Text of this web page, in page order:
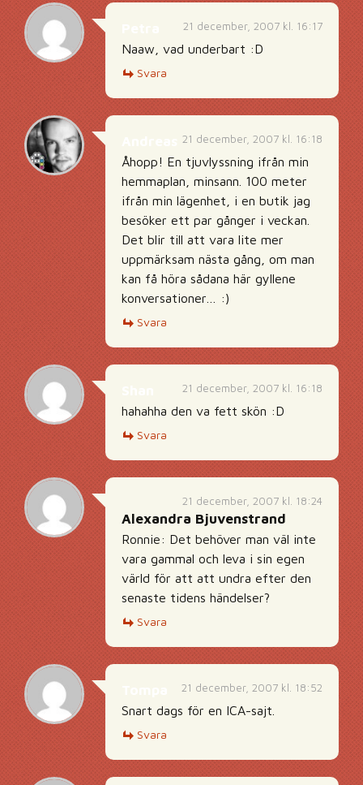
21 december, 2007 kl. 16:17
Naaw, vad underbart :D
Svara
21 december, 2007 kl. 16:18
Åhopp! En tjuvlyssning ifrån min
hemmaplan, minsann. 100 meter
ifrån min lägenhet, i en butik jag
besöker ett par gånger i veckan.
Det blir till att vara lite mer
uppmärksam nästa gång, om man
kan få höra sådana här gyllene
konversationer… :)
Svara
21 december, 2007 kl. 16:18
hahahha den va fett skön :D
Svara
21 december, 2007 kl. 18:24
Alexandra Bjuvenstrand
Ronnie: Det behöver man väl inte
vara gammal och leva i sin egen
värld för att att undra efter den
senaste tidens händelser?
Svara
21 december, 2007 kl. 18:52
Snart dags för en ICA-sajt.
Svara